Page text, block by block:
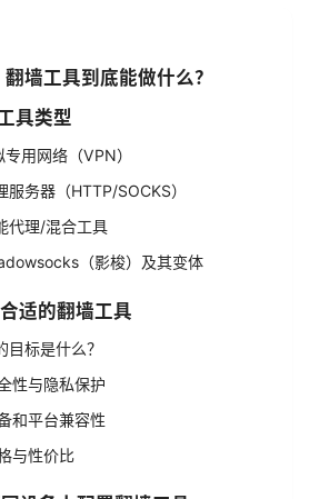
墙工具到底能做什么？
具类型
专用网络（VPN）
服务器（HTTP/SOCKS）
代理/混合工具
（影梭）及其变体
适的翻墙工具
目标是什么？
性与隐私保护
和平台兼容性
与性价比